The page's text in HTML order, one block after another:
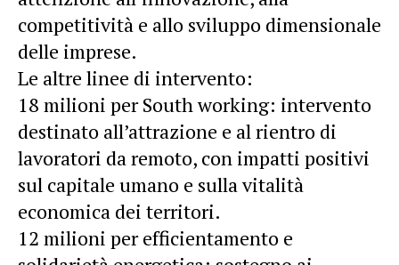
competitività e allo sviluppo dimensionale
delle imprese.
Le altre linee di intervento:
18 milioni per South working: intervento
destinato all’attrazione e al rientro di
lavoratori da remoto, con impatti positivi
sul capitale umano e sulla vitalità
economica dei territori.
12 milioni per efficientamento e